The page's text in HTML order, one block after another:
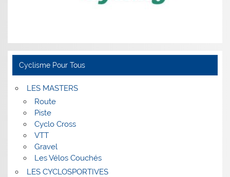
Cyclisme Pour Tous
LES MASTERS
Route
Piste
Cyclo Cross
VTT
Gravel
Les Vélos Couchés
LES CYCLOSPORTIVES